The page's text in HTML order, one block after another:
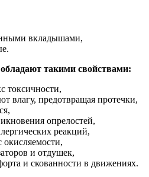
вкладышами,
такими свойствами:
токсичности,
влагу, предотвращая протечки,
опрелостей,
реакций,
и отдушек,
и скованности в движениях.